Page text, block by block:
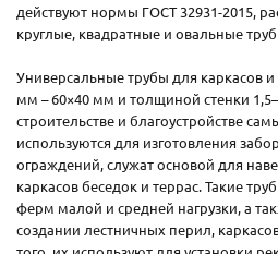
действуют нормы ГОСТ 32931-2015,
круглые, квадратные и овальные
Универсальные трубы для каркасов
мм – 60×40 мм и толщиной стенки
строительстве и благоустройстве
используются для изготовления
ограждений, служат основой для
каркасов беседок и террас. Такие
ферм малой и средней нагрузки, а
создании лестничных перил,